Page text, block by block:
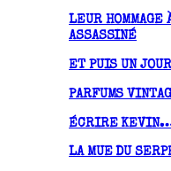
s
LEUR HOMMAGE
ASSASSINÉ
ET PUIS UN
PARFUMS
ÉCRIRE KEVIN…
LA MUE DU